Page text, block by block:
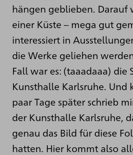
hängen geblieben. Darauf
einer Küste – mega gut
interessiert in
die Werke geliehen
Fall war es: (taaadaaa) die
Kunsthalle Karlsruhe. Und
paar Tage später schrieb
der Kunsthalle Karlsruhe,
genau das Bild für diese
hatten. Hier kommt also